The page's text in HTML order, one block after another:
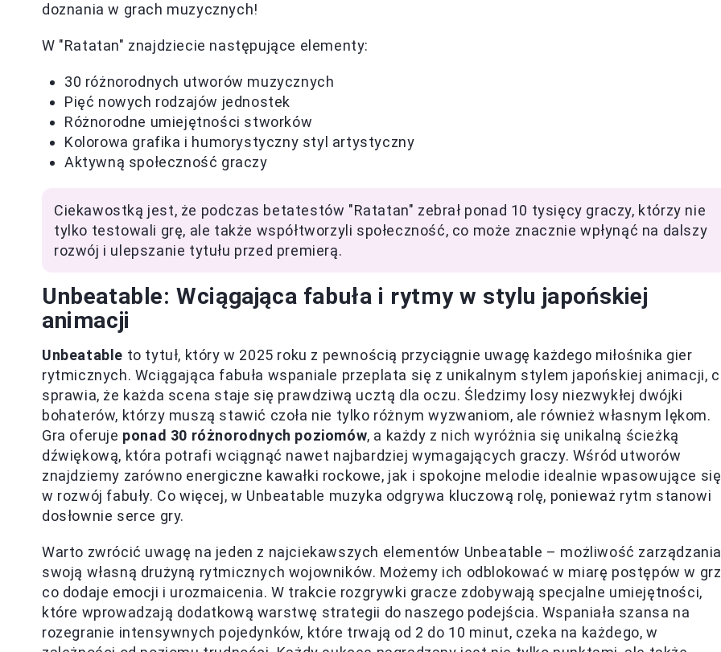
doznania w grach muzycznych!
W "Ratatan" znajdziecie następujące elementy:
30 różnorodnych utworów muzycznych
Pięć nowych rodzajów jednostek
Różnorodne umiejętności stworków
Kolorowa grafika i humorystyczny styl artystyczny
Aktywną społeczność graczy
Ciekawostką jest, że podczas betatestów "Ratatan" zebrał ponad 10 tysięcy graczy, którzy nie
tylko testowali grę, ale także współtworzyli społeczność, co może znacznie wpłynąć na dalszy
rozwój i ulepszanie tytułu przed premierą.
Unbeatable: Wciągająca fabuła i rytmy w stylu japońskiej
animacji
Unbeatable to tytuł, który w 2025 roku z pewnością przyciągnie uwagę każdego miłośnika gier
rytmicznych. Wciągająca fabuła wspaniale przeplata się z unikalnym stylem japońskiej animacji,
sprawia, że każda scena staje się prawdziwą ucztą dla oczu. Śledzimy losy niezwykłej dwójki
bohaterów, którzy muszą stawić czoła nie tylko różnym wyzwaniom, ale również własnym lękom.
Gra oferuje ponad 30 różnorodnych poziomów, a każdy z nich wyróżnia się unikalną ścieżką
dźwiękową, która potrafi wciągnąć nawet najbardziej wymagających graczy. Wśród utworów
znajdziemy zarówno energiczne kawałki rockowe, jak i spokojne melodie idealnie wpasowujące się
w rozwój fabuły. Co więcej, w Unbeatable muzyka odgrywa kluczową rolę, ponieważ rytm stanowi
dosłownie serce gry.
Warto zwrócić uwagę na jeden z najciekawszych elementów Unbeatable – możliwość zarządzania
swoją własną drużyną rytmicznych wojowników. Możemy ich odblokować w miarę postępów w
co dodaje emocji i urozmaicenia. W trakcie rozgrywki gracze zdobywają specjalne umiejętności,
które wprowadzają dodatkową warstwę strategii do naszego podejścia. Wspaniała szansa na
rozegranie intensywnych pojedynków, które trwają od 2 do 10 minut, czeka na każdego, w